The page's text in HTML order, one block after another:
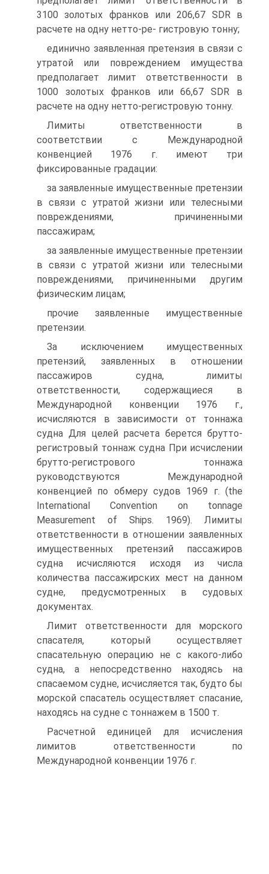
3100 золотых франков или 206,67 SDR в
расчете на одну нетто-ре- гистровую тонну;
единично заявленная претензия в связи с
утратой или повреждением имущества
предполагает лимит ответственности в
1000 золотых франков или 66,67 SDR в
расчете на одну нетто-регистровую тонну.
Лимиты ответственности в
соответствии с Международной
конвенцией 1976 г. имеют три
фиксированные градации:
за заявленные имущественные претензии
в связи с утратой жизни или телесными
повреждениями, причиненными
пассажирам;
за заявленные имущественные претензии
в связи с утратой жизни или телесными
повреждениями, причиненными другим
физическим лицам;
прочие заявленные имущественные
претензии.
За исключением имущественных
претензий, заявленных в отношении
пассажиров судна, лимиты
ответственности, содержащиеся в
Международной конвенции 1976 г.,
исчисляются в зависимости от тоннажа
судна Для целей расчета берется брутто-
регистровый тоннаж судна При исчислении
брутто-регистрового тоннажа
руководствуются Международной
конвенцией по обмеру судов 1969 г. (the
International Convention on tonnage
Measurement of Ships. 1969). Лимиты
ответственности в отношении заявленных
имущественных претензий пассажиров
судна исчисляются исходя из числа
количества пассажирских мест на данном
судне, предусмотренных в судовых
документах.
Лимит ответственности для морского
спасателя, который осуществляет
спасательную операцию не с какого-либо
судна, а непосредственно находясь на
спасаемом судне, исчисляется так, будто бы
морской спасатель осуществляет спасание,
находясь на судне с тоннажем в 1500 т.
Расчетной единицей для исчисления
лимитов ответственности по
Международной конвенции 1976 г.